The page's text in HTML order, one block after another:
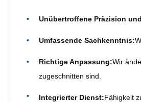
Unübertroffene Präzision
Umfassende Sachkenntnis:
Richtige Anpassung:Wir
zugeschnitten sind.
Integrierter Dienst:Fähigkeit